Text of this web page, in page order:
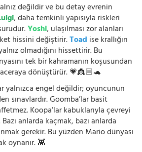
değildir ve bu detay evrenin
, daha temkinli yapısıyla riskleri
Yoshi, ulaşılması zor alanları
hissini değiştirir.Toad ise krallığın
olmadığını hissettirir. Bu
tek bir kahramanın koşusundan
dönüştürür. 💗👸🏼🐢
yalnızca engel değildir; oyuncunun
sınavlardır. Goomba’lar basit
Koopa’lar kabuklarıyla çevreyi
anlarda kaçmak, bazı anlarda
gerekir. Bu yüzden Mario dünyası
oynanır. 👾